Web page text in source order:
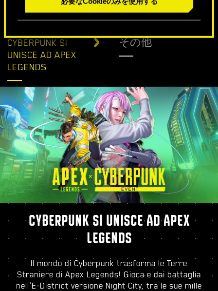
CYBERPUNK SI
UNISCE AD APEX
LEGENDS
その他
CYBERPUNK SI UNISCE AD APEX
LEGENDS
Il mondo di Cyberpunk trasforma le Terre
Straniere di Apex Legends! Gioca e dai battaglia
nell'E-District versione Night City, tra le sue mille